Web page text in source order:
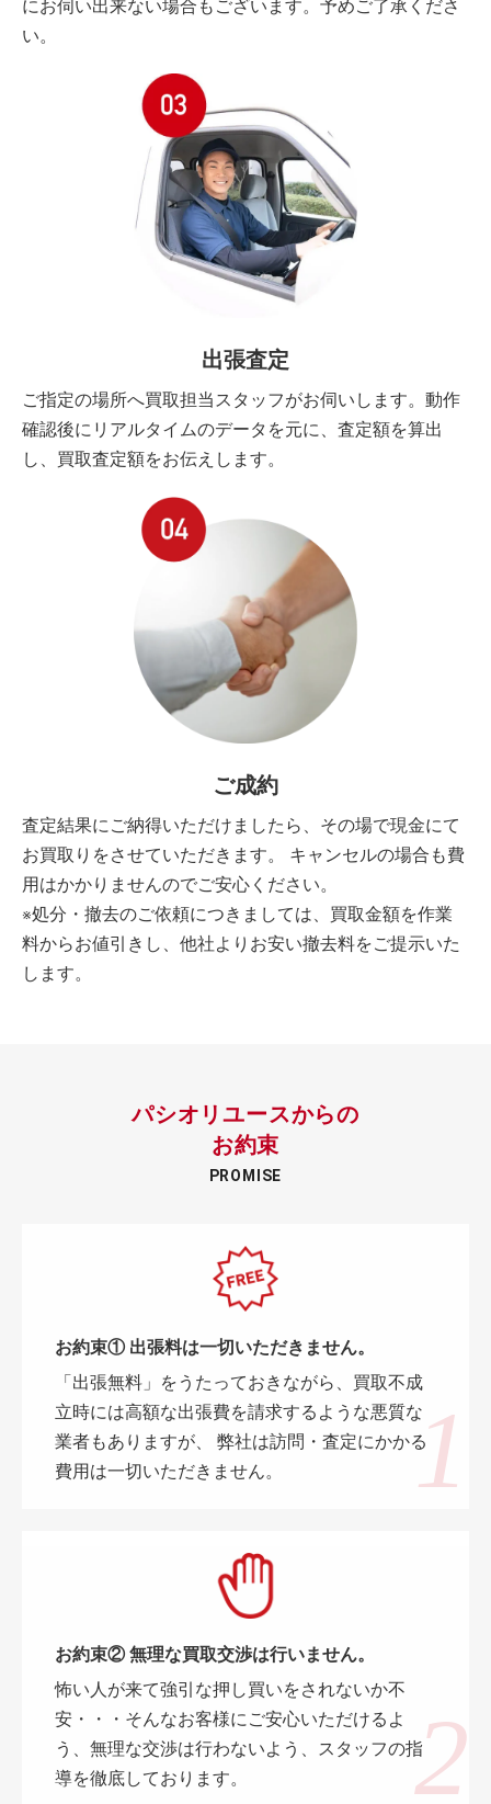
にお伺い出来ない場合もございます。予めご了承くださ
い。
出張査定
ご指定の場所へ買取担当スタッフがお伺いします。動作
確認後にリアルタイムのデータを元に、査定額を算出
し、買取査定額をお伝えします。
ご成約
査定結果にご納得いただけましたら、その場で現金にて
お買取りをさせていただきます。 キャンセルの場合も費
用はかかりませんのでご安心ください。
※処分・撤去のご依頼につきましては、買取金額を作業
料からお値引きし、他社よりお安い撤去料をご提示いた
します。
パシオリユースからの
お約束
PROMISE
お約束① 出張料は一切いただきません。
「出張無料」をうたっておきながら、買取不成
立時には高額な出張費を請求するような悪質な
業者もありますが、 弊社は訪問・査定にかかる
費用は一切いただきません。
お約束② 無理な買取交渉は行いません。
怖い人が来て強引な押し買いをされないか不
安・・・そんなお客様にご安心いただけるよ
う、無理な交渉は行わないよう、スタッフの指
導を徹底しております。